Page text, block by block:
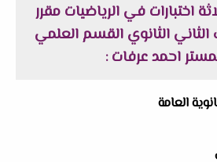
اختبارات في الرياضيات مقرر
الثانوي القسم العلمي
:
العامة